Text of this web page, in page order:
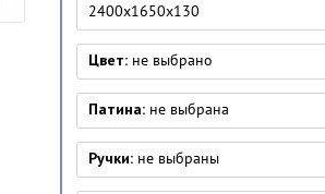
2400x1650x130
Цвет: не выбрано
Патина: не выбрана
Ручки: не выбраны